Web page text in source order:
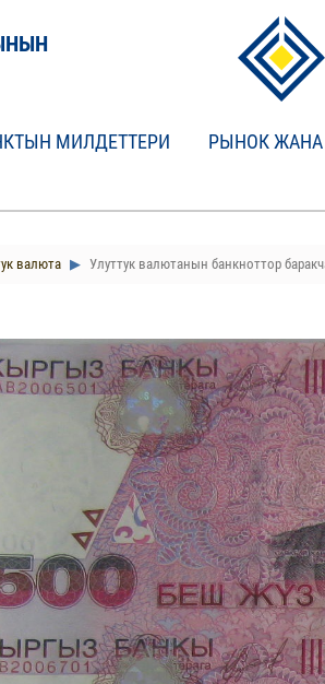
МИЛДЕТТЕРИ РЫНОК
валюта Улуттук валютанын банкноттор